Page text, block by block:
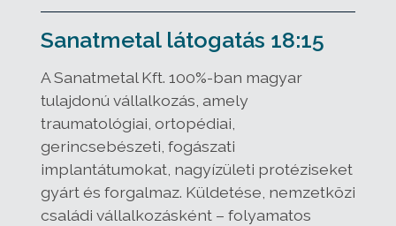
Sanatmetal látogatás 18:15
A Sanatmetal Kft. 100%-ban magyar
tulajdonú vállalkozás, amely
traumatológiai, ortopédiai,
gerincsebészeti, fogászati
implantátumokat, nagyízületi protéziseket
gyárt és forgalmaz. Küldetése, nemzetközi
családi vállalkozásként – folyamatos